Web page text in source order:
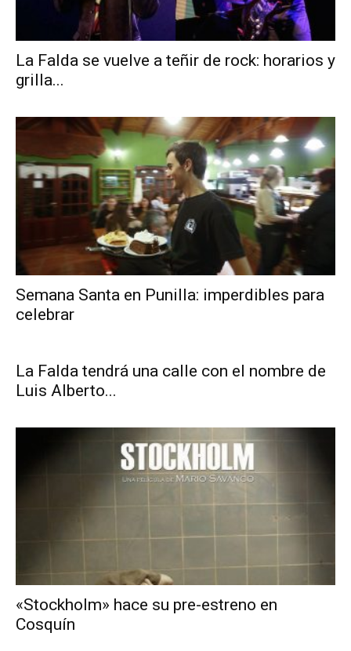
La Falda se vuelve a teñir de rock: horarios y
grilla...
Semana Santa en Punilla: imperdibles para
celebrar
La Falda tendrá una calle con el nombre de
Luis Alberto...
«Stockholm» hace su pre-estreno en
Cosquín